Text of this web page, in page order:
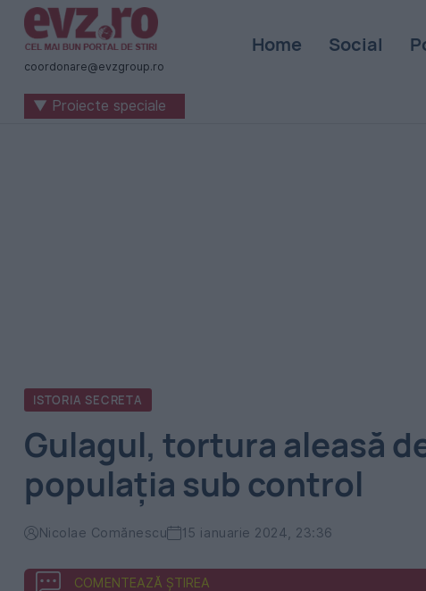
Știri
naționale
internaționale
coordonare@evzgroup.ro
Home Social
▼ Proiecte speciale
ISTORIA SECRETA
Gulagul, tortura aleasă
populația sub control
Nicolae Comănescu 15 ianuarie 2024, 23:36
COMENTEAZĂ ȘTIREA